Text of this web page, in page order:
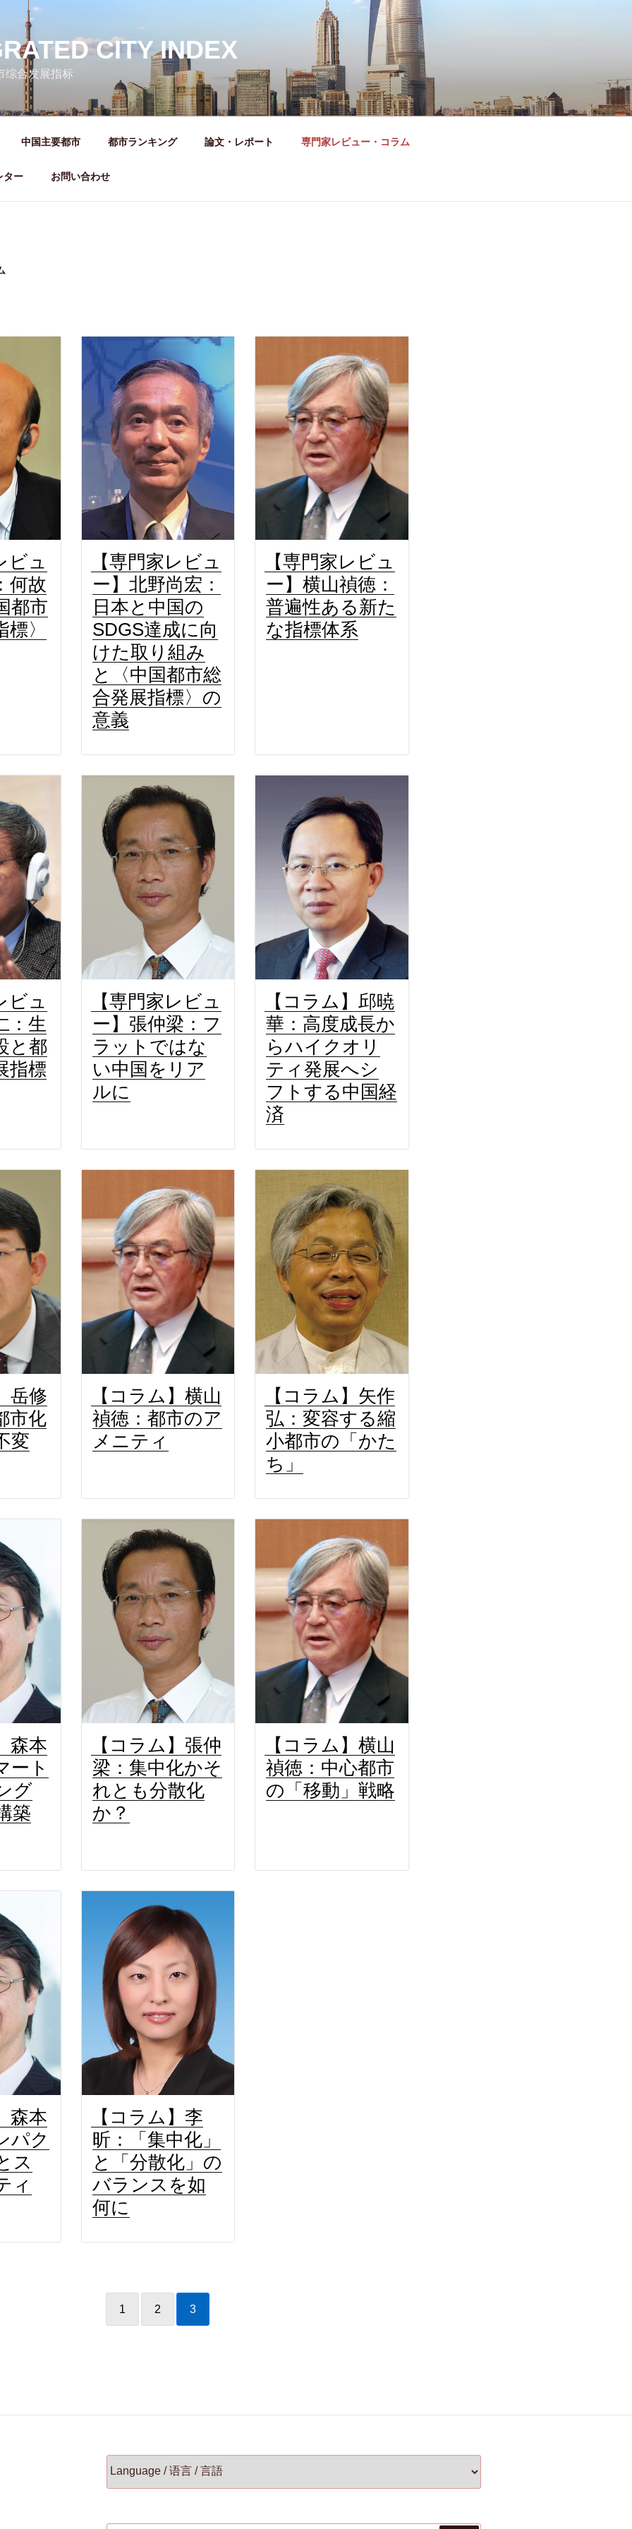
CITY INDEX
综合发展指标
中国主要都市 都市ランキング 論文・レポート 専門家レビュー・コラム
ター お問い合わせ
ビュ
何故
都市
〉
【専門家レビュ
ー】北野尚宏：
日本と中国の
SDGS達成に向
けた取り組み
と〈中国都市総
合発展指標〉の
意義
【専門家レビュ
ー】横山禎徳：
普遍性ある新た
な指標体系
ビュ
：生
と都
指標
【専門家レビュ
ー】張仲梁：フ
ラットではな
い中国をリア
ルに
【コラム】邱暁
華：高度成長か
らハイクオリ
ティ発展へシ
フトする中国経
済
岳修
市化
変
【コラム】横山
禎徳：都市のア
メニティ
【コラム】矢作
弘：変容する縮
小都市の「かた
ち」
森本
ート
グ
築
【コラム】張仲
梁：集中化かそ
れとも分散化
か？
【コラム】横山
禎徳：中心都市
の「移動」戦略
森本
パク
ス
ィ
【コラム】李
昕：「集中化」
と「分散化」の
バランスを如
何に
1 2 3